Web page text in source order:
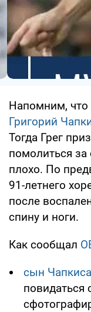
Напомним, что
Григорий
Тогда Грег
помолиться за
плохо. По
91-летнего
после
спину и ноги.
Как сообщал
сын